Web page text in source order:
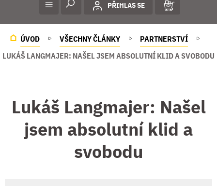
PŘIHLAS SE
ÚVOD VŠECHNY ČLÁNKY
PARTNERSTVÍ
LUKÁŠ LANGMAJER: NAŠEL JSEM ABSOLUTNÍ KLID A SVOBODU
Lukáš Langmajer: Našel
jsem absolutní klid a
svobodu